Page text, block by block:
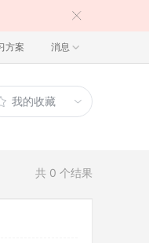
方案 消息
我的收藏
共 0 个结果